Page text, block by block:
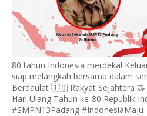
80 tahun Indonesia merdeka!
siap melangkah bersama dalam
Berdaulat 🇮🇩 Rakyat Sejahtera
Hari Ulang Tahun ke-80 Republik
#SMPN13Padang #IndonesiaMaju